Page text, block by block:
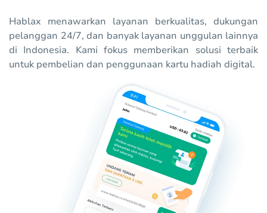
Hablax menawarkan layanan berkualitas, dukungan
pelanggan 24/7, dan banyak layanan unggulan lainnya
di Indonesia. Kami fokus memberikan solusi terbaik
untuk pembelian dan penggunaan kartu hadiah digital.